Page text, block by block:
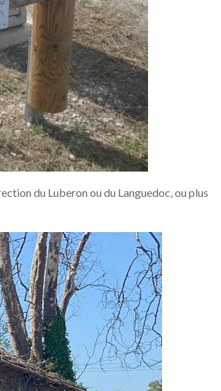
du Luberon ou du Languedoc, ou plus